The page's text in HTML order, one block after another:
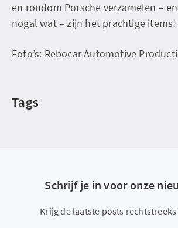
en rondom Porsche verzamelen –
nogal wat – zijn het prachtige items!
Foto’s: Rebocar Automotive
Tags
Schrijf je in voor onze
Krijg de laatste posts